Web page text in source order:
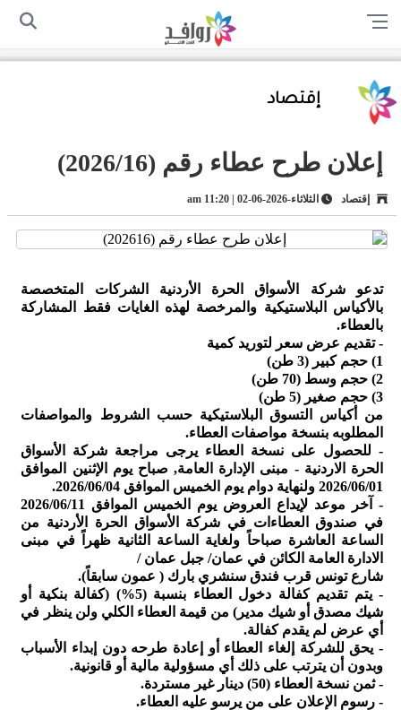
الرئيسية سياسة الخصوصية
إقتصاد
إعلان طرح عطاء رقم (2026/16)
إقتصاد الثلاثاء-2026-06-02 | 11:20 am
تدعو شركة الأسواق الحرة الأردنية الشركات المتخصصة
بالأكياس البلاستيكية والمرخصة لهذه الغايات فقط المشاركة
بالعطاء.
- تقديم عرض سعر لتوريد كمية
1) حجم كبير (3 طن)
2) حجم وسط (70 طن)
3) حجم صغير (5 طن)
من أكياس التسوق البلاستيكية حسب الشروط والمواصفات
المطلوبه بنسخة مواصفات العطاء.
- للحصول على نسخة العطاء يرجى مراجعة شركة الأسواق
الحرة الاردنية - مبنى الإدارة العامة, صباح يوم الإثنين الموافق
2026/06/01 ولنهاية دوام يوم الخميس الموافق 2026/06/04.
- آخر موعد لإيداع العروض يوم الخميس الموافق 2026/06/11
في صندوق العطاءات في شركة الأسواق الحرة الأردنية من
الساعة العاشرة صباحاً ولغاية الساعة الثانية ظهراً في مبنى
الادارة العامة الكائن في عمان/ جبل عمان /
شارع تونس قرب فندق سنشري بارك ( عمون سابقاً).
- يتم تقديم كفالة دخول العطاء بنسبة (5%) (كفالة بنكية أو
شيك مصدق أو شيك مدير) من قيمة العطاء الكلي ولن ينظر في
أي عرض لم يقدم كفالة.
- يحق للشركة إلغاء العطاء أو إعادة طرحه دون إبداء الأسباب
وبدون أن يترتب على ذلك أي مسؤولية مالية أو قانونية.
- ثمن نسخة العطاء (50) دينار غير مستردة.
- رسوم الإعلان على من يرسو عليه العطاء.